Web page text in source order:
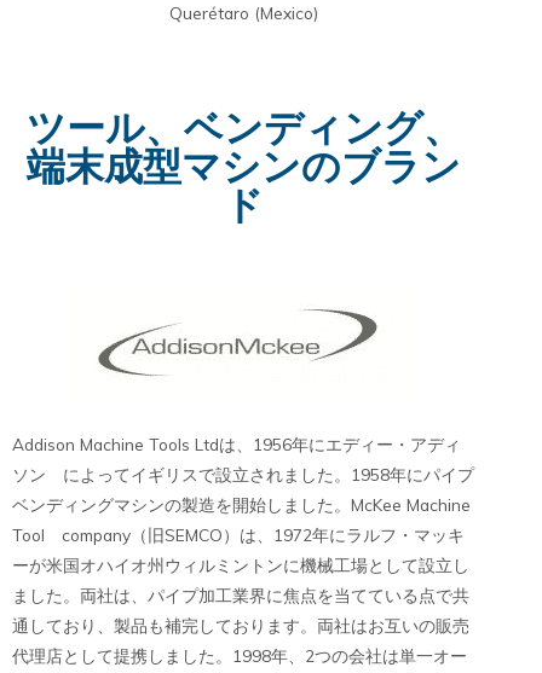
Querétaro (Mexico)
ツール、ベンディング、
端末成型マシンのブラン
ド
Addison Machine Tools Ltdは、1956年にエディー・アディ
ソン によってイギリスで設立されました。1958年にパイプ
ベンディングマシンの製造を開始しました。McKee Machine
Tool company（旧SEMCO）は、1972年にラルフ・マッキ
ーが米国オハイオ州ウィルミントンに機械工場として設立し
ました。両社は、パイプ加工業界に焦点を当てている点で共
通しており、製品も補完しております。両社はお互いの販売
代理店として提携しました。1998年、2つの会社は単一オー